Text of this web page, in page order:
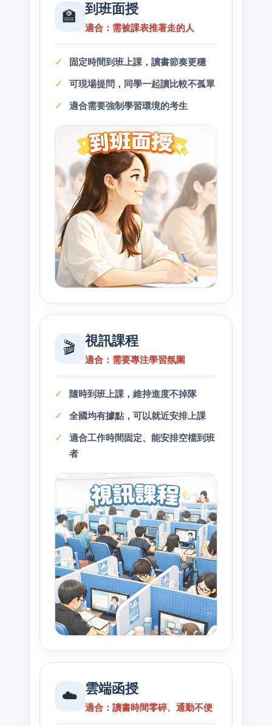
🏫 到班面授
適合：需被課表推著走的人
固定時間到班上課，讀書節奏更穩
可現場提問，同學一起讀比較不孤單
適合需要強制學習環境的考生
🎬 視訊課程
適合：需要專注學習氛圍
隨時到班上課，維持進度不掉隊
全國均有據點，可以就近安排上課
適合工作時間固定、能安排空檔到班
者
☁️ 雲端函授
適合：讀書時間零碎、通勤不便